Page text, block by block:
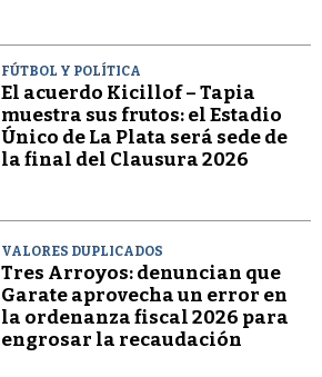
FÚTBOL Y POLÍTICA
El acuerdo Kicillof – Tapia
muestra sus frutos: el Estadio
Único de La Plata será sede de
la final del Clausura 2026
VALORES DUPLICADOS
Tres Arroyos: denuncian que
Garate aprovecha un error en
la ordenanza fiscal 2026 para
engrosar la recaudación